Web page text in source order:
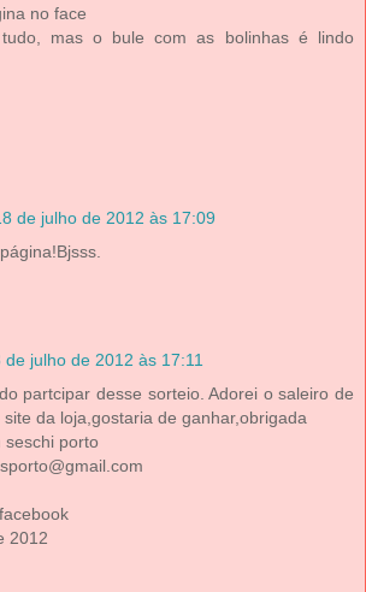
no face
mas o bule com as bolinhas é lindo
de julho de 2012 às 17:09
de julho de 2012 às 17:11
partcipar desse sorteio. Adorei o saleiro de
da loja,gostaria de ganhar,obrigada
seschi porto
2012